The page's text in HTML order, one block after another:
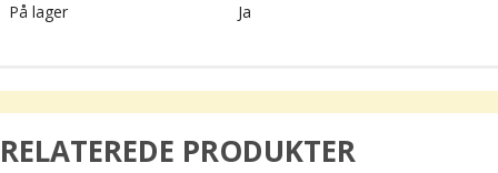
På lager
Ja
RELATEREDE PRODUKTER